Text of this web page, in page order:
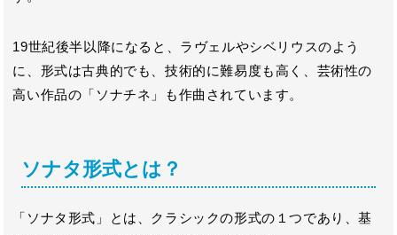
19世紀後半以降になると、ラヴェルやシベリウスのよう
に、形式は古典的でも、技術的に難易度も高く、芸術性の
高い作品の「ソナチネ」も作曲されています。
ソナタ形式とは？
「ソナタ形式」とは、クラシックの形式の１つであり、基